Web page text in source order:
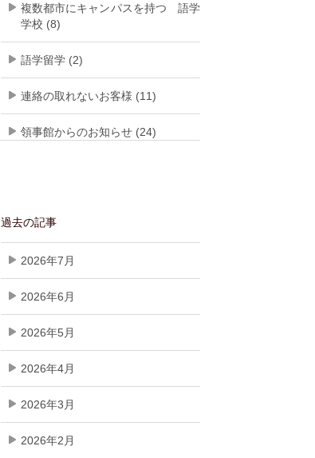
複数都市にキャンパスを持つ 語学
学校 (8)
語学留学 (2)
連絡の取れないお客様 (11)
領事館からのお知らせ (24)
過去の記事
2026年7月
2026年6月
2026年5月
2026年4月
2026年3月
2026年2月